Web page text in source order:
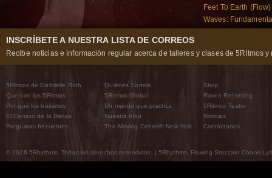
Feet To Earth (Flow)
Waves:
INSCRÍBETE A NUESTRA LISTA DE CORREOS
Recibe noticias e información regular acerca de talleres y clases de 5Ritmos y
5Ritmos de Gabrielle Roth
Qué son los 5Ritmos
Por qué los bailamos
El Camino de la Danza
Preguntas frecuentes
Quiénes Somos
5Ritmos Global
Un mundo que practica
Nuestra tribu
The Moving Center® New York
Shop
Raven Recording
5Ritmos Teatro
Noticias
Contáctanos
© 2026 5Rhythms. Todos los derechos reservados. | 5Rhythms, Flowing Staccato Chaos